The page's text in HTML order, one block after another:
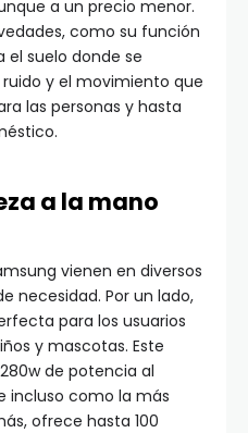
a un precio menor.
como su función
el suelo donde se
y el movimiento que
las personas y hasta
a la mano
vienen en diversos
necesidad. Por un lado,
para los usuarios
y mascotas. Este
de potencia al
incluso como la más
ofrece hasta 100